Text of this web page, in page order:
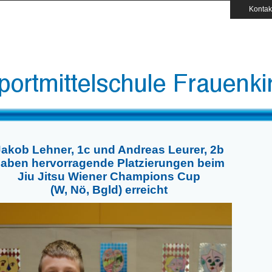
Lehner, 1c und Andreas Leurer, 2b
hervorragende Platzierungen beim
Jiu Jitsu Wiener Champions Cup
(W, Nö, Bgld) erreicht